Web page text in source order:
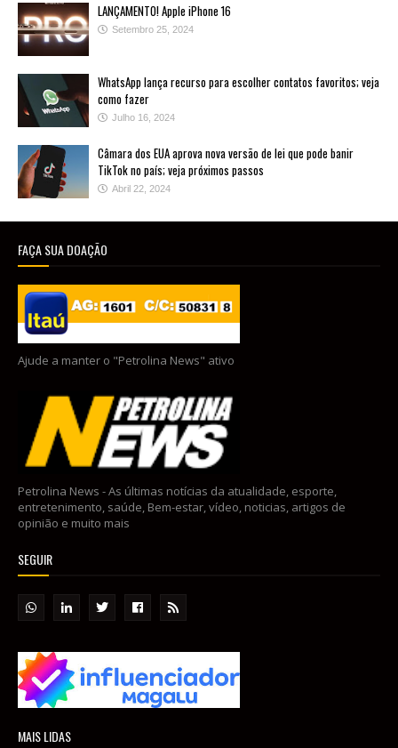
LANÇAMENTO! Apple iPhone 16
Setembro 25, 2024
WhatsApp lança recurso para escolher contatos favoritos; veja
como fazer
Julho 16, 2024
Câmara dos EUA aprova nova versão de lei que pode banir
TikTok no país; veja próximos passos
Abril 22, 2024
FAÇA SUA DOAÇÃO
Ajude a manter o "Petrolina News" ativo
Petrolina News - As últimas notícias da atualidade, esporte,
entretenimento, saúde, Bem-estar, vídeo, noticias, artigos de
opinião e muito mais
SEGUIR
MAIS LIDAS